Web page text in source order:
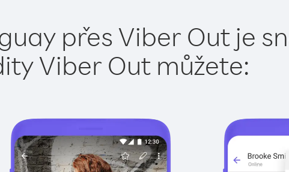
přes Viber Out je
Viber Out můžete: